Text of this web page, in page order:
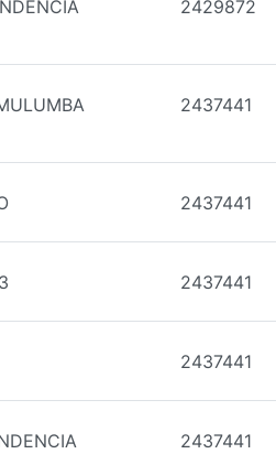
2429872
2437441
2437441
2437441
2437441
2437441